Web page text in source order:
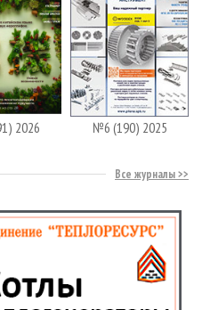
2026 №6 (190) 2025
Все журналы